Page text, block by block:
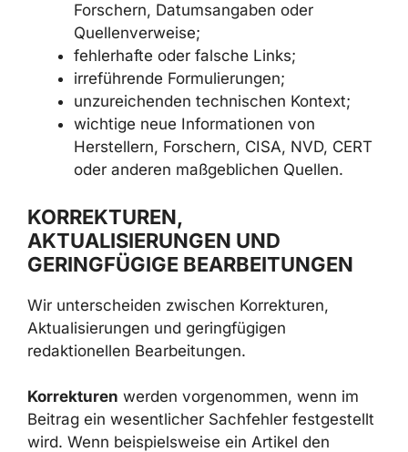
Forschern, Datumsangaben oder
Quellenverweise;
fehlerhafte oder falsche Links;
irreführende Formulierungen;
unzureichenden technischen Kontext;
wichtige neue Informationen von
Herstellern, Forschern, CISA, NVD, CERT
oder anderen maßgeblichen Quellen.
KORREKTUREN,
AKTUALISIERUNGEN UND
GERINGFÜGIGE BEARBEITUNGEN
Wir unterscheiden zwischen Korrekturen,
Aktualisierungen und geringfügigen
redaktionellen Bearbeitungen.
Korrekturen werden vorgenommen, wenn im
Beitrag ein wesentlicher Sachfehler festgestellt
wird. Wenn beispielsweise ein Artikel den